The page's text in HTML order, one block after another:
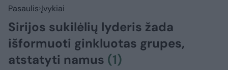
Pasaulis Įvykiai
Sirijos sukilėlių lyderis žada
išformuoti ginkluotas grupes,
atstatyti namus (1)